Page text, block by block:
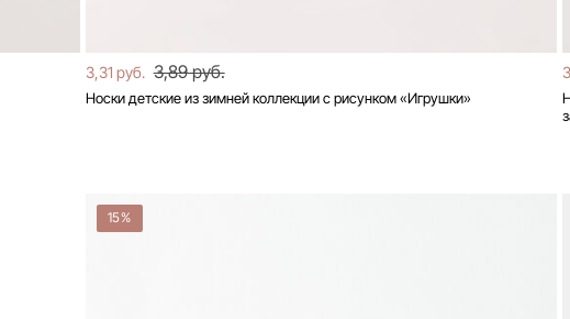
3,31 руб. 3,89 руб.
Носки детские из зимней коллекции с рисунком «Игрушки»
15%